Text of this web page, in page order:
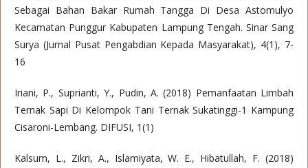
Sebagai Bahan Bakar Rumah Tangga Di Desa Astomulyo
Kecamatan Punggur Kabupaten Lampung Tengah. Sinar Sang
Surya (Jurnal Pusat Pengabdian Kepada Masyarakat), 4(1), 7-
16
Iriani, P., Suprianti, Y., Pudin, A. (2018) Pemanfaatan Limbah
Ternak Sapi Di Kelompok Tani Ternak Sukatinggi-1 Kampung
Cisaroni-Lembang. DIFUSI, 1(1)
Kalsum, L., Zikri, A., Islamiyata, W. E., Hibatullah, F. (2018)